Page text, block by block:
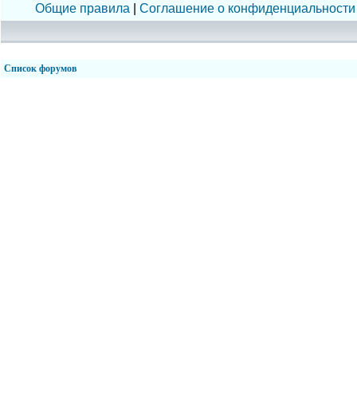
Общие правила | Соглашение о конфиденциальности
Список форумов